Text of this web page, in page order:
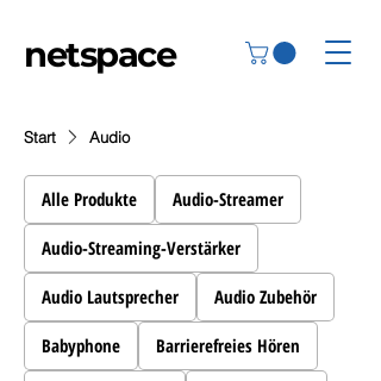
netspace
Start Audio
Alle Produkte Audio-Streamer
Audio-Streaming-Verstärker
Audio Lautsprecher Audio Zubehör
Babyphone Barrierefreies Hören